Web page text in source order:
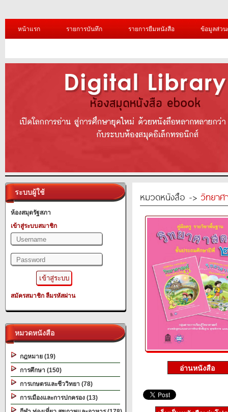
หน้าแรก รายการบันทึก รายการยืมหนังสือ ข้อมูลส่ว
ระบบผู้ใช้
ห้องสมุดรัฐสภา
เข้าสู่ระบบสมาชิก
สมัครสมาชิก ลืมรหัสผ่าน
หมวดหนังสือ
กฎหมาย (19)
การศึกษา (150)
การเกษตรและชีววิทยา (78)
การเมืองและการปกครอง (13)
หมวดหนังสือ -> วิทยาศ